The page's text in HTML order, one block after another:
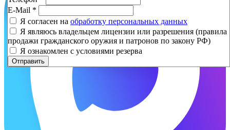
E-Mail *
Я согласен на обработку персональных данных
Я являюсь владельцем лицензии или разрешения (правила
продажи гражданского оружия и патронов по закону РФ)
Я ознакомлен с условиями резерва
Отправить